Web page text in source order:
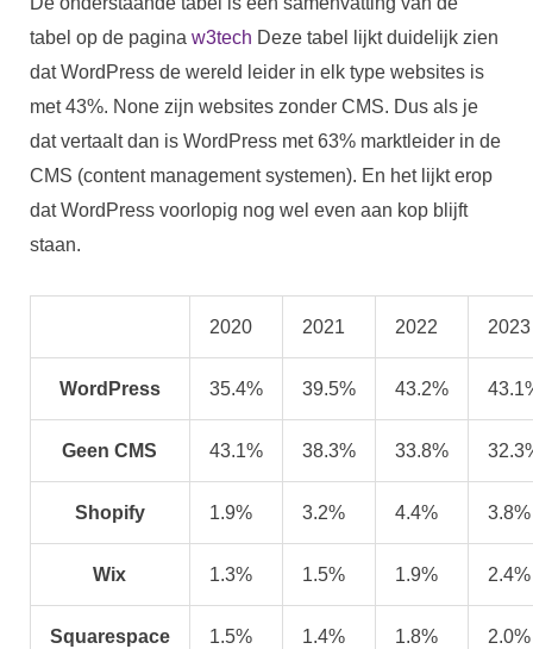
tabel op de pagina w3tech Deze tabel lijkt duidelijk zien
dat WordPress de wereld leider in elk type websites is
met 43%. None zijn websites zonder CMS. Dus als je
dat vertaalt dan is WordPress met 63% marktleider in de
CMS (content management systemen). En het lijkt erop
dat WordPress voorlopig nog wel even aan kop blijft
staan.
2020 2021 2022 2023
WordPress 35.4% 39.5% 43.2%
Geen CMS 43.1% 38.3% 33.8%
Shopify 1.9% 3.2% 4.4% 3.8%
Wix 1.3% 1.5% 1.9% 2.4%
Squarespace 1.5% 1.4% 1.8% 2.0%